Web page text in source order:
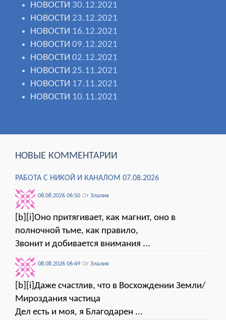
НОВОСТИ 30.12.2021
НОВОСТИ 23.12.2021
НОВОСТИ 16.12.2021
НОВОСТИ 09.12.2021
НОВОСТИ 02.12.2021
НОВОСТИ 25.11.2021
НОВОСТИ 17.11.2021
НОВОСТИ 10.11.2021
НОВЫЕ КОММЕНТАРИИ
РАБОТА С НИКОЙ И КАНАЛОМ 07.08.2026
08.08.2026 06:50 От Элалия
[b][i]Оно притягивает, как магнит, оно в
полночной тьме, как правило,
Звонит и добивается внимания ...
08.08.2026 06:49 От Элалия
[b][i]Даже счастлив, что в Восхождении Земли/
Мироздания частица
Дел есть и моя, я Благодарен ...